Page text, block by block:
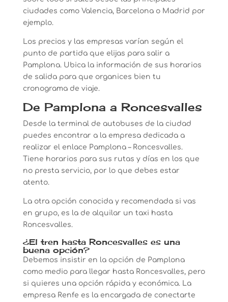
ciudades como Valencia, Barcelona o Madrid por
ejemplo.
Los precios y las empresas varían según el
punto de partida que elijas para salir a
Pamplona. Ubica la información de sus horarios
de salida para que organices bien tu
cronograma de viaje.
De Pamplona a Roncesvalles
Desde la terminal de autobuses de la ciudad
puedes encontrar a la empresa dedicada a
realizar el enlace Pamplona – Roncesvalles.
Tiene horarios para sus rutas y días en los que
no presta servicio, por lo que debes estar
atento.
La otra opción conocida y recomendada si vas
en grupo, es la de alquilar un taxi hasta
Roncesvalles.
¿El tren hasta Roncesvalles es una
buena opción?
Debemos insistir en la opción de Pamplona
como medio para llegar hasta Roncesvalles, pero
si quieres una opción rápida y económica. La
empresa Renfe es la encargada de conectarte